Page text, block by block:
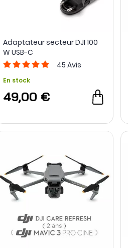
Adaptateur secteur DJI 100
W USB-C
45 Avis
En stock
49,00 €